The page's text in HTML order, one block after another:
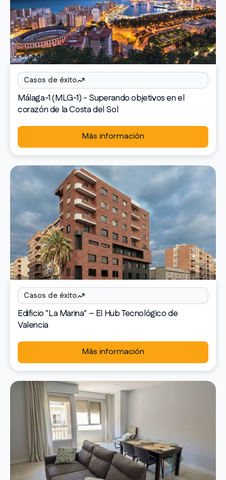
Casos de éxito
Málaga-1 (MLG-1) - Superando objetivos en el
corazón de la Costa del Sol
Más información
Casos de éxito
Edificio "La Marina" – El Hub Tecnológico de
Valencia
Más información